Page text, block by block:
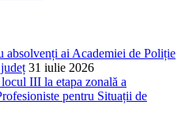
absolvenți ai Academiei de Poliție
31 iulie 2026
III la etapa zonală a
pentru Situații de